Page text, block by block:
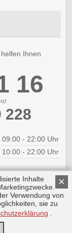
Ihnen
16
228
09:00 - 22:00 Uhr
10:00 - 22:00 Uhr
Nach oben
×
Inhalte
Verwendung von
sie zu